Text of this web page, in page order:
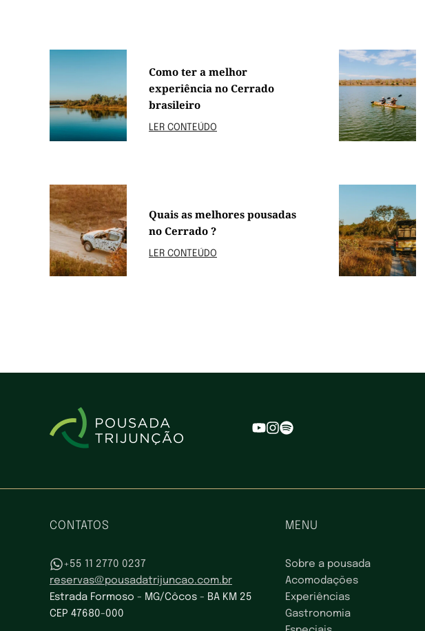
Como ter a melhor
experiência no Cerrado
brasileiro
LER CONTEÚDO
Quais as melhores pousadas
no Cerrado ?
LER CONTEÚDO
CONTATOS
+55 11 2770 0237
reservas@pousadatrijuncao.com.br
Estrada Formoso - MG/Côcos - BA KM 25
CEP 47680-000
MENU
Sobre a pousada
Acomodações
Experiências
Gastronomia